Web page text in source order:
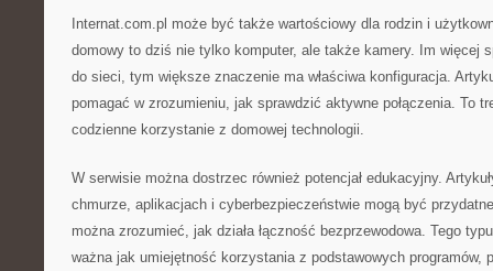
Internat.com.pl może być także wartościowy dla rodzin i
domowy to dziś nie tylko komputer, ale także kamery. Im więcej
do sieci, tym większe znaczenie ma właściwa konfiguracja.
pomagać w zrozumieniu, jak sprawdzić aktywne połączenia. To
codzienne korzystanie z domowej technologii.
W serwisie można dostrzec również potencjał edukacyjny.
chmurze, aplikacjach i cyberbezpieczeństwie mogą być
można zrozumieć, jak działa łączność bezprzewodowa. Tego
ważna jak umiejętność korzystania z podstawowych programów,